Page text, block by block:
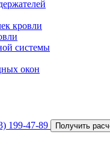
кровли
системы
окон
199-47-89 Получить